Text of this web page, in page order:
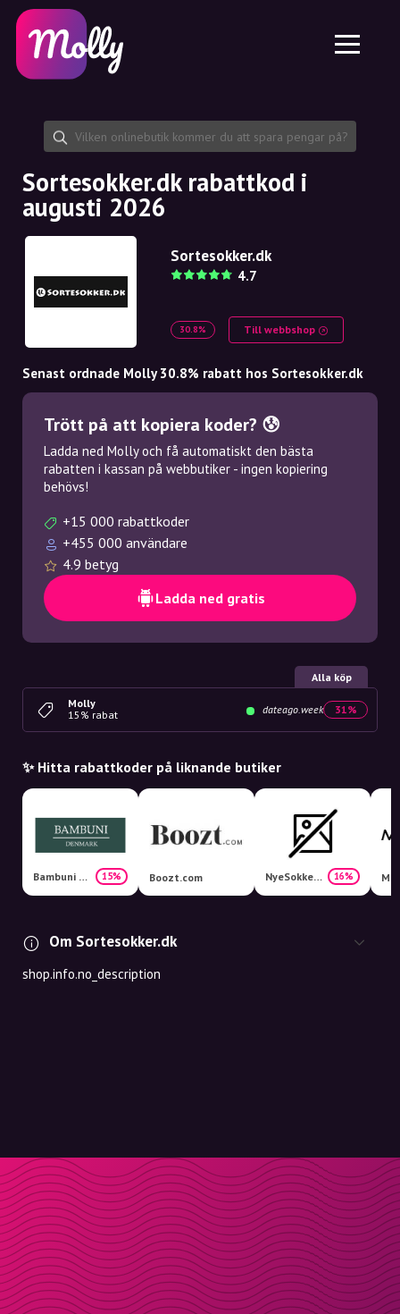
Hudvård
Hårvård
Dela rabattkod
Funktioner
Jobb
Om oss
Samarbete
Plattform
Molly till iPhone och iPad
Molly till Android
SE
EN
NO
NL
Sortesokker.dk rabattkod i
augusti 2026
Sortesokker.dk
4.7
30.8% Till webbshop
Senast ordnade Molly 30.8% rabatt hos Sortesokker.dk
Trött på att kopiera koder? 😰
Ladda ned Molly och få automatiskt den bästa
rabatten i kassan på webbutiker - ingen kopiering
behövs!
+15 000 rabattkoder
+455 000 användare
4.9 betyg
Ladda ned gratis
Alla köp
Molly
15% rabat
dateago.week 31%
✨ Hitta rabattkoder på liknande butiker
Bambuni Denmark 15% Boozt.com NyeSokker.dk 16%
Om Sortesokker.dk
shop.info.no_description